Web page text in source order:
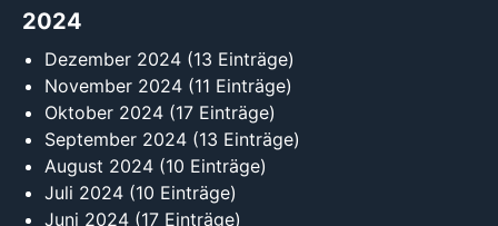
2024
Dezember 2024 (13 Einträge)
November 2024 (11 Einträge)
Oktober 2024 (17 Einträge)
September 2024 (13 Einträge)
August 2024 (10 Einträge)
Juli 2024 (10 Einträge)
Juni 2024 (17 Einträge)